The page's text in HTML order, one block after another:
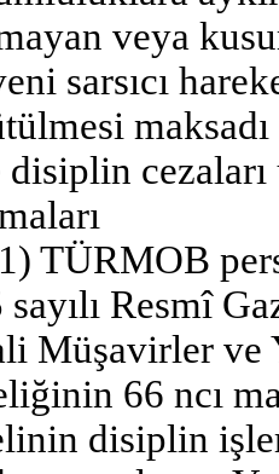
veya
sarsıcı
cezaları
TÜRMOB
Resmî
Müşavirler
66 ncı
disiplin